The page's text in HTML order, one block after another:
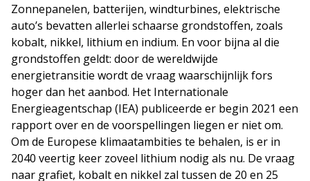
Zonnepanelen, batterijen, windturbines, elektrische
auto’s bevatten allerlei schaarse grondstoffen, zoals
kobalt, nikkel, lithium en indium. En voor bijna al die
grondstoffen geldt: door de wereldwijde
energietransitie wordt de vraag waarschijnlijk fors
hoger dan het aanbod. Het Internationale
Energieagentschap (IEA) publiceerde er begin 2021 een
rapport over en de voorspellingen liegen er niet om.
Om de Europese klimaatambities te behalen, is er in
2040 veertig keer zoveel lithium nodig als nu. De vraag
naar grafiet, kobalt en nikkel zal tussen de 20 en 25